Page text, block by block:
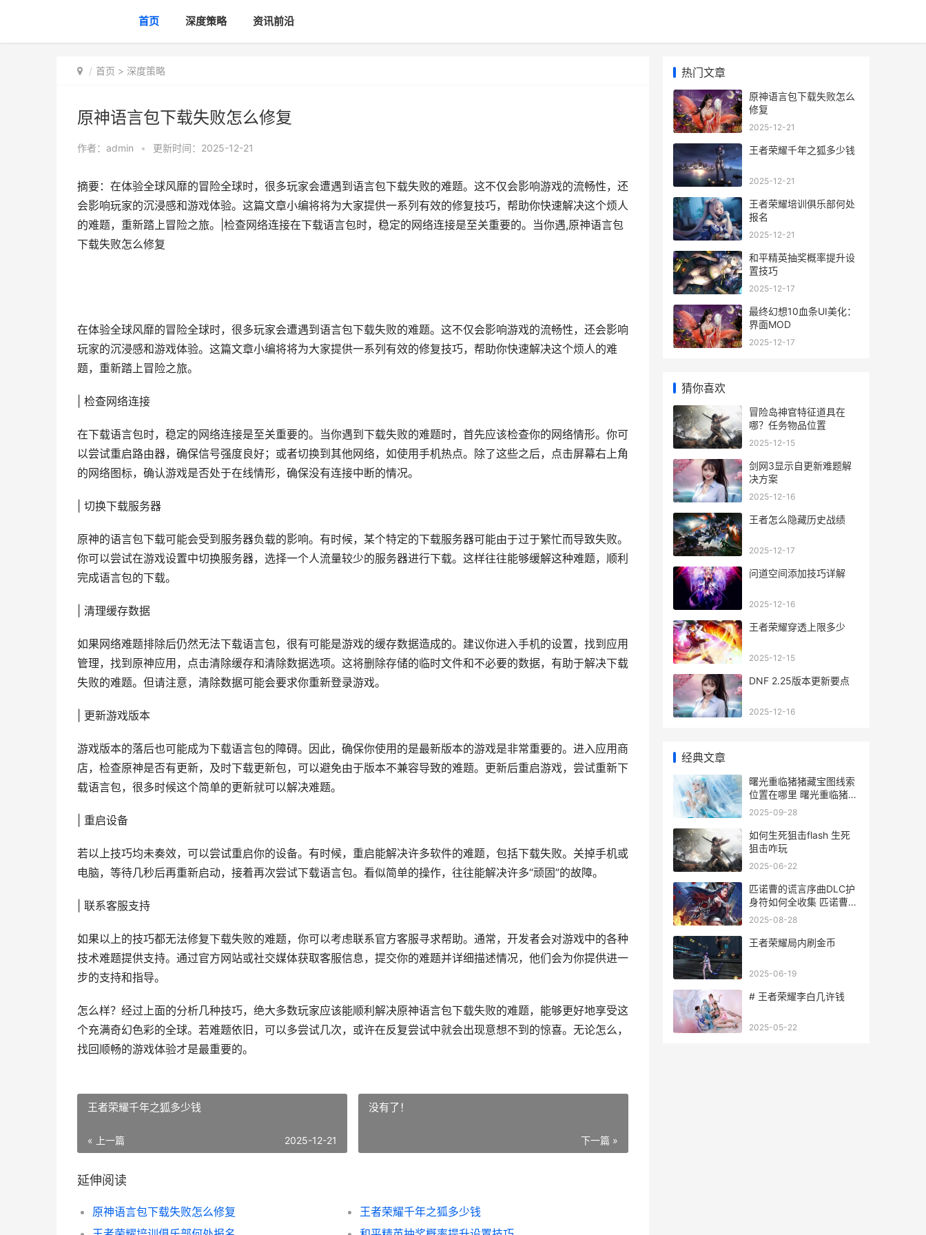
首页 深度策略 资讯前沿
首页 > 深度策略
原神语言包下载失败怎么修复
作者： admin • 更新时间：2025-12-21
摘要：在体验全球风靡的冒险全球时，很多玩家会遭遇到语言包下载失败的难题。这不仅会影响游戏的流畅性，还
会影响玩家的沉浸感和游戏体验。这篇文章小编将将为大家提供一系列有效的修复技巧，帮助你快速解决这个烦人
的难题，重新踏上冒险之旅。|检查网络连接在下载语言包时，稳定的网络连接是至关重要的。当你遇,原神语言包
下载失败怎么修复
在体验全球风靡的冒险全球时，很多玩家会遭遇到语言包下载失败的难题。这不仅会影响游戏的流畅性，还会影响
玩家的沉浸感和游戏体验。这篇文章小编将将为大家提供一系列有效的修复技巧，帮助你快速解决这个烦人的难
题，重新踏上冒险之旅。
| 检查网络连接
在下载语言包时，稳定的网络连接是至关重要的。当你遇到下载失败的难题时，首先应该检查你的网络情形。你可
以尝试重启路由器，确保信号强度良好；或者切换到其他网络，如使用手机热点。除了这些之后，点击屏幕右上角
的网络图标，确认游戏是否处于在线情形，确保没有连接中断的情况。
| 切换下载服务器
原神的语言包下载可能会受到服务器负载的影响。有时候，某个特定的下载服务器可能由于过于繁忙而导致失败。
你可以尝试在游戏设置中切换服务器，选择一个人流量较少的服务器进行下载。这样往往能够缓解这种难题，顺利
完成语言包的下载。
| 清理缓存数据
如果网络难题排除后仍然无法下载语言包，很有可能是游戏的缓存数据造成的。建议你进入手机的设置，找到应用
管理，找到原神应用，点击清除缓存和清除数据选项。这将删除存储的临时文件和不必要的数据，有助于解决下载
失败的难题。但请注意，清除数据可能会要求你重新登录游戏。
| 更新游戏版本
游戏版本的落后也可能成为下载语言包的障碍。因此，确保你使用的是最新版本的游戏是非常重要的。进入应用商
店，检查原神是否有更新，及时下载更新包，可以避免由于版本不兼容导致的难题。更新后重启游戏，尝试重新下
载语言包，很多时候这个简单的更新就可以解决难题。
| 重启设备
若以上技巧均未奏效，可以尝试重启你的设备。有时候，重启能解决许多软件的难题，包括下载失败。关掉手机或
电脑，等待几秒后再重新启动，接着再次尝试下载语言包。看似简单的操作，往往能解决许多“顽固”的故障。
| 联系客服支持
如果以上的技巧都无法修复下载失败的难题，你可以考虑联系官方客服寻求帮助。通常，开发者会对游戏中的各种
技术难题提供支持。通过官方网站或社交媒体获取客服信息，提交你的难题并详细描述情况，他们会为你提供进一
步的支持和指导。
怎么样？经过上面的分析几种技巧，绝大多数玩家应该能顺利解决原神语言包下载失败的难题，能够更好地享受这
个充满奇幻色彩的全球。若难题依旧，可以多尝试几次，或许在反复尝试中就会出现意想不到的惊喜。无论怎么，
找回顺畅的游戏体验才是最重要的。
王者荣耀千年之狐多少钱
« 上一篇 2025-12-21
没有了！
下一篇 »
延伸阅读
原神语言包下载失败怎么修复
王者荣耀千年之狐多少钱
热门文章
原神语言包下载失败怎么
修复
2025-12-21
王者荣耀千年之狐多少钱
2025-12-21
王者荣耀培训俱乐部何处
报名
2025-12-21
和平精英抽奖概率提升设
置技巧
2025-12-17
最终幻想10血条UI美化：
界面MOD
2025-12-17
猜你喜欢
冒险岛神官特征道具在
哪？任务物品位置
2025-12-15
剑网3显示自更新难题解
决方案
2025-12-16
王者怎么隐藏历史战绩
2025-12-17
问道空间添加技巧详解
2025-12-16
王者荣耀穿透上限多少
2025-12-15
DNF 2.25版本更新要点
2025-12-16
经典文章
曙光重临猪猪藏宝图线索
位置在哪里 曙光重临猪猪
藏宝图怎么玩
2025-09-28
如何生死狙击flash 生死
狙击咋玩
2025-06-22
匹诺曹的谎言序曲DLC护
身符如何全收集 匹诺曹的
谎言序曲dlc定价
2025-08-28
王者荣耀局内刷金币
2025-06-19
# 王者荣耀李白几许钱
2025-05-22